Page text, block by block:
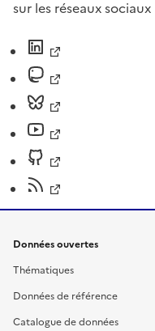
sur les réseaux sociaux
Données ouvertes
Thématiques
Données de référence
Catalogue de données